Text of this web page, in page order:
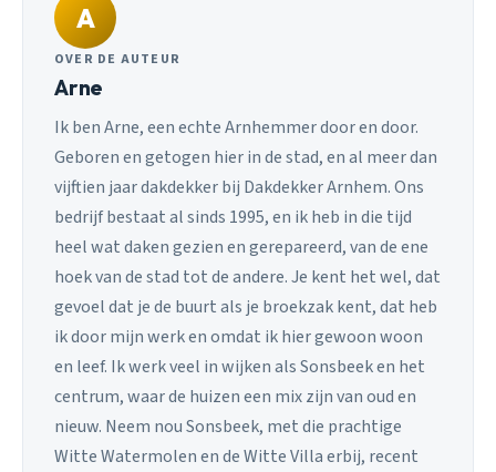
A
OVER DE AUTEUR
Arne
Ik ben Arne, een echte Arnhemmer door en door.
Geboren en getogen hier in de stad, en al meer dan
vijftien jaar dakdekker bij Dakdekker Arnhem. Ons
bedrijf bestaat al sinds 1995, en ik heb in die tijd
heel wat daken gezien en gerepareerd, van de ene
hoek van de stad tot de andere. Je kent het wel, dat
gevoel dat je de buurt als je broekzak kent, dat heb
ik door mijn werk en omdat ik hier gewoon woon
en leef. Ik werk veel in wijken als Sonsbeek en het
centrum, waar de huizen een mix zijn van oud en
nieuw. Neem nou Sonsbeek, met die prachtige
Witte Watermolen en de Witte Villa erbij, recent